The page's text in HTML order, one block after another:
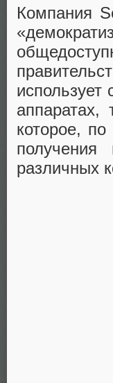
Компания
которое,
различных